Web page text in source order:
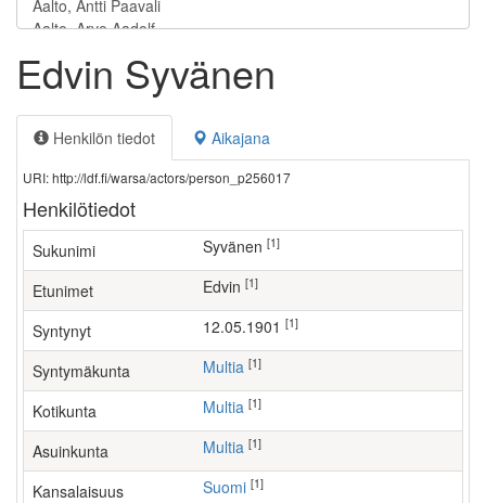
Edvin Syvänen
Henkilön tiedot Aikajana
URI: http://ldf.fi/warsa/actors/person_p256017
Henkilötiedot
Sukunimi Syvänen [1]
Etunimet Edvin [1]
Syntynyt 12.05.1901 [1]
Syntymäkunta Multia [1]
Kotikunta Multia [1]
Asuinkunta Multia [1]
Kansalaisuus Suomi [1]